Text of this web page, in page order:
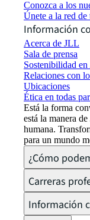
Conozca a los
Únete a la red de
Información
Acerca de JLL
Sala de prensa
Sostenibilidad
Relaciones con
Ubicaciones
Ética en todas
Está la forma
está la manera
humana.
para un mundo
¿Cómo
Carreras
Información